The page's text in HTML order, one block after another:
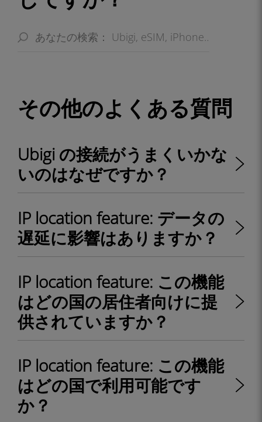
その他のよくある質問
Ubigi の接続がうまくいかな
いのはなぜですか？
IP location feature: データの
遅延に影響はありますか？
IP location feature: この機能
はどの国の居住者向けに提
供されていますか？
IP location feature: この機能
はどの国で利用可能です
か？